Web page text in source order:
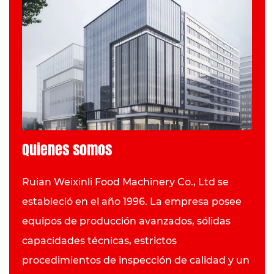
Quienes somos
Ruian Weixinli Food Machinery Co., Ltd se
estableció en el año 1996. La empresa posee
equipos de producción avanzados, sólidas
capacidades técnicas, estrictos
procedimientos de inspección de calidad y un